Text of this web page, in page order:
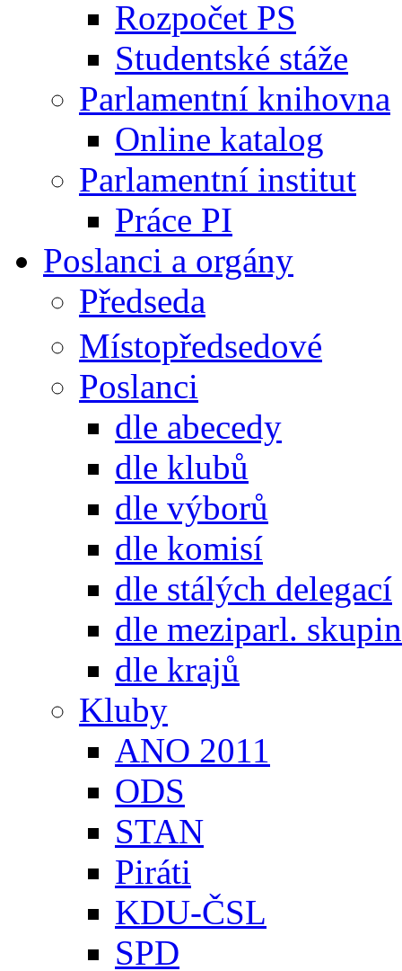
Rozpočet PS
Studentské stáže
Parlamentní knihovna
Online katalog
Parlamentní institut
Práce PI
Poslanci a orgány
Předseda
Místopředsedové
Poslanci
dle abecedy
dle klubů
dle výborů
dle komisí
dle stálých delegací
dle meziparl. skupin
dle krajů
Kluby
ANO 2011
ODS
STAN
Piráti
KDU-ČSL
SPD